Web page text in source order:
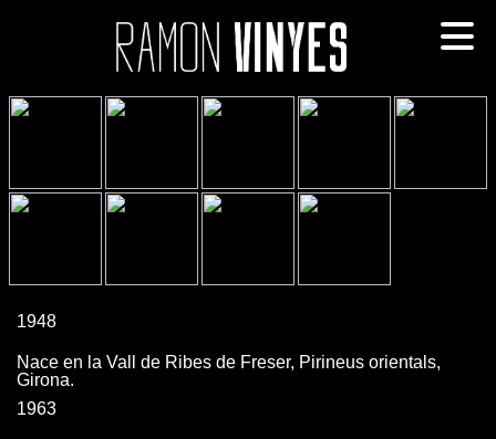
1948
Nace en la Vall de Ribes de Freser, Pirineus orientals,
Girona.
1963